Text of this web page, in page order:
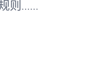
则……